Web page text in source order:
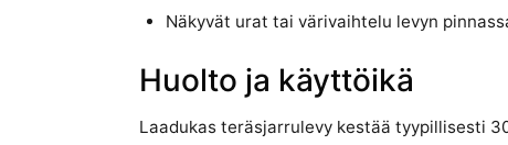
Näkyvät urat tai värivaihtelu levyn
Huolto ja käyttöikä
Laadukas teräsjarrulevy kestää tyypillisesti